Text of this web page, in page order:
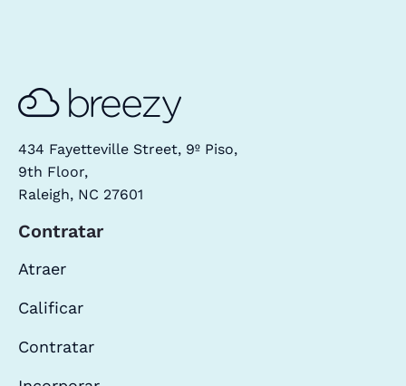
434 Fayetteville Street, 9º Piso,
9th Floor,
Raleigh, NC 27601
Contratar
Atraer
Calificar
Contratar